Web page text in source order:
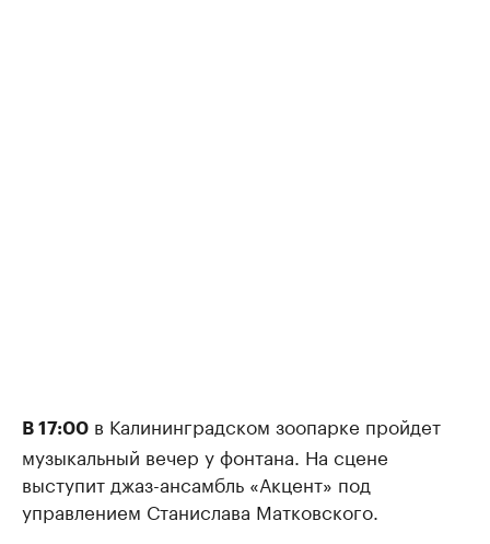
В 17:00 в Калининградском зоопарке пройдет
музыкальный вечер у фонтана. На сцене
выступит джаз-ансамбль «Акцент» под
управлением Станислава Матковского.